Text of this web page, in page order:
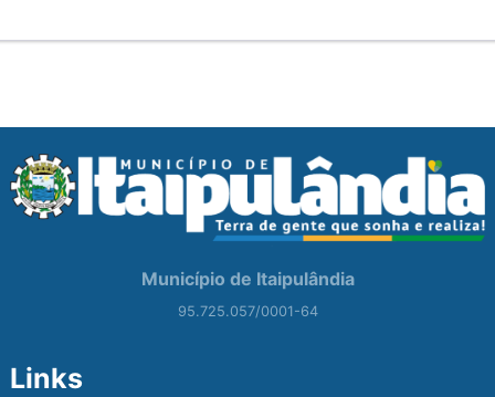
Município de Itaipulândia
95.725.057/0001-64
Links